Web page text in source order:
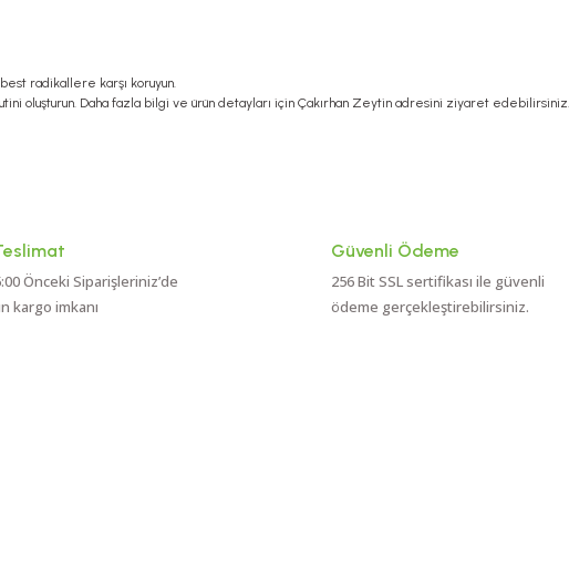
radikallere karşı koruyun.
oluşturun. Daha fazla bilgi ve ürün detayları için Çakırhan Zeytin adresini ziyaret edebilirsiniz.
Önceki Siparişleriniz’de
kargo imkanı
Güvenli Ödeme
256 Bit SSL sertifikası ile güvenli
ödeme gerçekleştirebilirsiniz.